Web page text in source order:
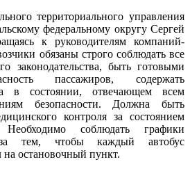
территориального управления
федеральному округу Сергей
к руководителям компаний-
обязаны строго соблюдать все
законодательства, быть готовыми
пассажиров, содержать
в состоянии, отвечающем всем
безопасности. Должна быть
контроля за состоянием
Необходимо соблюдать графики
тем, чтобы каждый автобус
остановочный пункт.